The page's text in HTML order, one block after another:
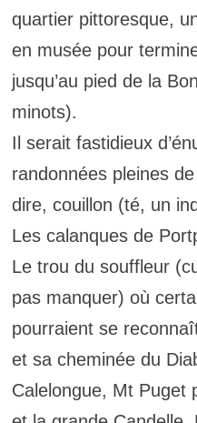
quartier pittoresque,
en musée pour
jusqu’au pied de la
minots).
Il serait fastidieux
randonnées pleines
dire, couillon (té, un
Les calanques de
Le trou du souffleur
pas manquer) où
pourraient se
et sa cheminée du
Calelongue, Mt Puget